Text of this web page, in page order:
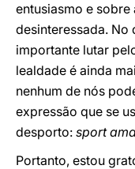
entusiasmo e
desinteressada. No
importante lutar
lealdade é ainda
nenhum de nós
expressão que se
desporto: sport
Portanto, estou